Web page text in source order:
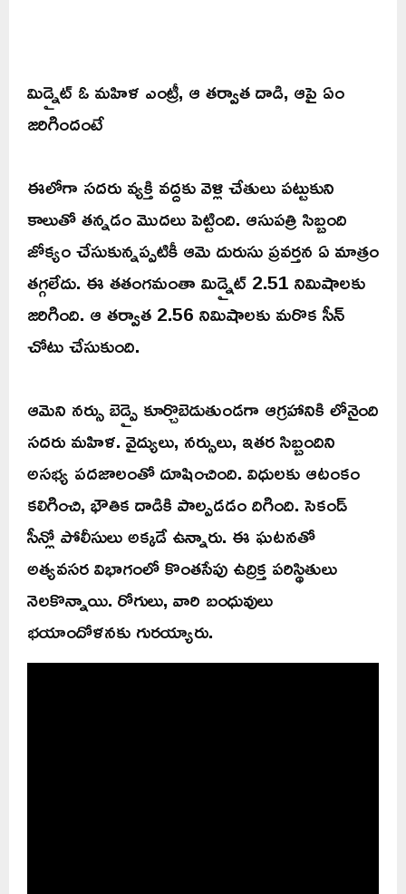
మిడ్నైట్ ఓ మహిళ ఎంట్రీ, ఆ తర్వాత దాడి, ఆపై ఏం
జరిగిందంటే
ఈలోగా సదరు వ్యక్తి వద్దకు వెళ్లి చేతులు పట్టుకుని
కాలుతో తన్నడం మొదలు పెట్టింది. ఆసుపత్రి సిబ్బంది
జోక్యం చేసుకున్నప్పటికీ ఆమె దురుసు ప్రవర్తన ఏ మాత్రం
తగ్గలేదు. ఈ తతంగమంతా మిడ్నైట్ 2.51 నిమిషాలకు
జరిగింది. ఆ తర్వాత 2.56 నిమిషాలకు మరొక సీన్
చోటు చేసుకుంది.
ఆమెని నర్సు బెడ్పై కూర్చొబెడుతుండగా ఆగ్రహానికి లోనైంది
సదరు మహిళ. వైద్యులు, నర్సులు, ఇతర సిబ్బందిని
అసభ్య పదజాలంతో దూషించింది. విధులకు ఆటంకం
కలిగించి, భౌతిక దాడికి పాల్పడడం దిగింది. సెకండ్
సీన్లో పోలీసులు అక్కడే ఉన్నారు. ఈ ఘటనతో
అత్యవసర విభాగంలో కొంతసేపు ఉద్రిక్త పరిస్థితులు
నెలకొన్నాయి. రోగులు, వారి బంధువులు
భయాందోళనకు గురయ్యారు.